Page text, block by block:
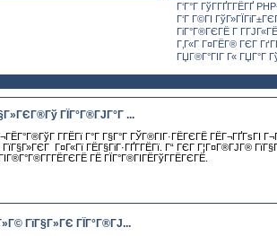
Г‘Г°Г ГўГ­ГҐГ­ГЁГҐ
Г‘Г Г©ГІ
ГіГ°Г®ГЄГЁ Г
Г‚Г«Г Г¤ГЁГ® ГЄГ
ГЏГ®Г°ГІГ Г« ГЏГ°Г
ГЇГ°Г®ГЈГ°Г ...
Г­ГЁГї Г°Г Г§Г°Г ГЎГ®ГІГ·ГЁГЄГЁ
Г¤Г«Гї ГЁГ§ГіГ·ГҐГ­ГЁГї. Г“ ГЄГ Г¦Г¤Г®ГЈГ®
ГЁ ГЇГ°Г®ГІГЁГўГ­ГЁГЄГЁ.
ГїГ§Г»ГЄ ГЇГ°Г®ГЈ...